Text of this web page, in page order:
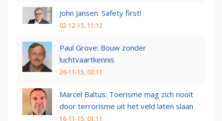
John Jansen: Safety first!
02-12-15, 11:12
Paul Grove: Bouw zonder
luchtvaartkennis
26-11-15, 02:11
Marcel Baltus: Toerisme mag zich nooit
door terrorisme uit het veld laten slaan
16-11-15, 01:11